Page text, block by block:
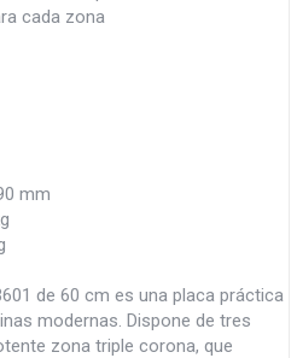
cada zona
mm
de 60 cm es una placa práctica
modernas. Dispone de tres
zona triple corona, que